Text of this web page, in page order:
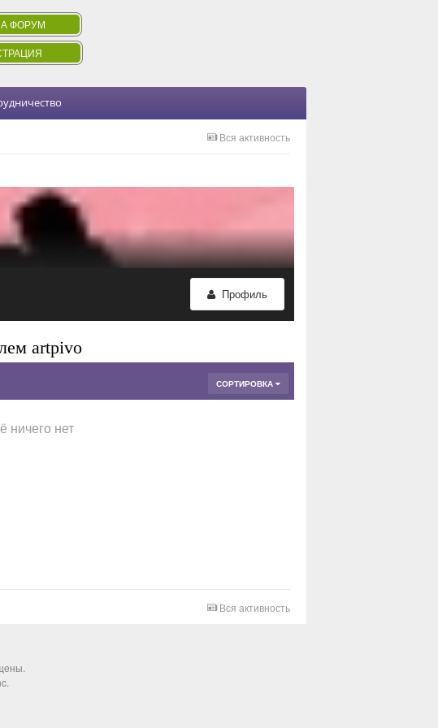
ФОРУМ
Вся активность
Профиль
artpivo
СОРТИРОВКА
ничего нет
Вся активность